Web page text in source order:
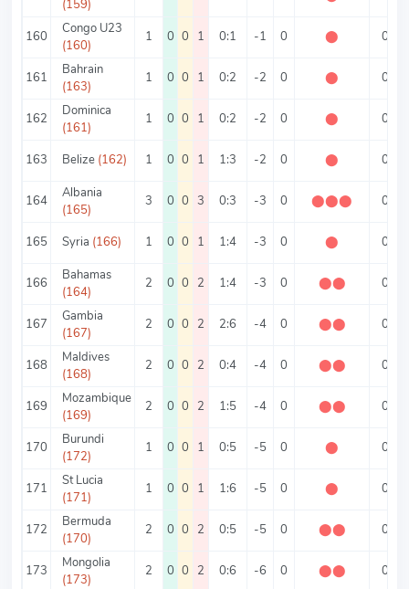
(159)
160
Congo U23
(160)
1 0 0 1 0:1 -1 0 ⬤ 0
161
Bahrain
(163)
1 0 0 1 0:2 -2 0 ⬤ 0
162
Dominica
(161)
1 0 0 1 0:2 -2 0 ⬤ 0
163 Belize (162) 1 0 0 1 1:3 -2 0 ⬤ 0
164
Albania
(165)
3 0 0 3 0:3 -3 0 ⬤⬤⬤ 0
165 Syria (166) 1 0 0 1 1:4 -3 0 ⬤ 0
166
Bahamas
(164)
2 0 0 2 1:4 -3 0 ⬤⬤ 0
167
Gambia
(167)
2 0 0 2 2:6 -4 0 ⬤⬤ 0
168
Maldives
(168)
2 0 0 2 0:4 -4 0 ⬤⬤ 0
169
Mozambique
(169)
2 0 0 2 1:5 -4 0 ⬤⬤ 0
170
Burundi
(172)
1 0 0 1 0:5 -5 0 ⬤ 0
171
St Lucia
(171)
1 0 0 1 1:6 -5 0 ⬤ 0
172
Bermuda
(170)
2 0 0 2 0:5 -5 0 ⬤⬤ 0
173
Mongolia
(173)
2 0 0 2 0:6 -6 0 ⬤⬤ 0